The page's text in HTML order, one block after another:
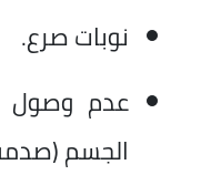
نوبات صرع.
عدم وصول
الجسم